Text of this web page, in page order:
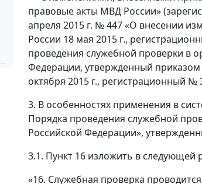
правовые акты МВД России»
апреля 2015 г. № 447 «О внесении
России 18 мая 2015 г.,
проведения служебной проверки в
Федерации, утвержденный
октября 2015 г., регистрационный №
3. В особенностях применения в
Порядка проведения служебной
Российской Федерации»,
3.1. Пункт 16 изложить в следующей
«16. Служебная проверка